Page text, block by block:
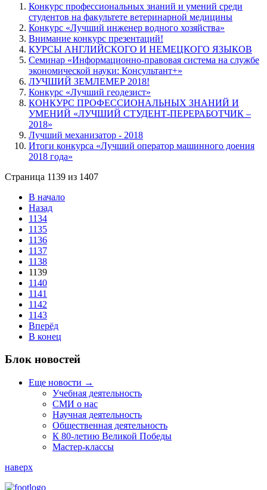
Конкурс профессиональных знаний и умений среди
студентов на факультете ветеринарной медицины
Конкурс «Лучший инженер водного хозяйства»
Внимание конкурс презентаций!
КУРСЫ АНГЛИЙСКОГО И НЕМЕЦКОГО ЯЗЫКОВ
Семинар «Информационно-правовая система на службе
экономической науки: Консультант+»
ЛУЧШИЙ ЗЕМЛЕМЕР 2018!
Конкурс «Лучший геодезист»
КОНКУРС ПРОФЕССИОНАЛЬНЫХ ЗНАНИЙ И
УМЕНИЙ «ЛУЧШИЙ СТУДЕНТ-ПЕРЕРАБОТЧИК –
2018»
Лучший механизатор - 2018
Итоги конкурса «Лучший оператор машинного доения
2018 года»
Страница 1139 из 1407
В начало
Назад
1134
1135
1136
1137
1138
1139
1140
1141
1142
1143
Вперёд
В конец
Блок новостей
Еще новости →
Учебная деятельность
СМИ о нас
Научная деятельность
Общественная деятельность
К 80-летию Великой Победы
Мастер-классы
наверх